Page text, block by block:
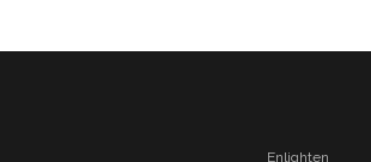
Enlighten